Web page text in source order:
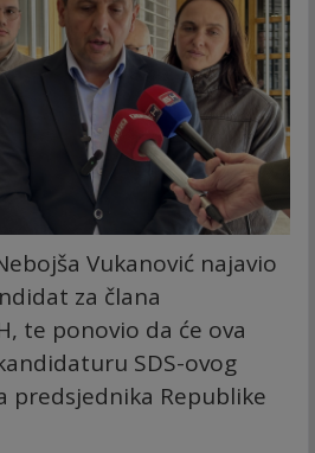
Vukanović najavio
za člana
te ponovio da će ova
SDS-ovog
predsjednika Republike